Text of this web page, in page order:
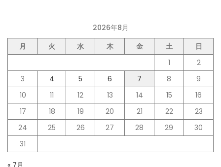
2026年8月
月
火 水 木 金 土
日
1
2
3
4 5 6 7 8
9
10
11 12 13 14 15
16
17
18 19 20 21 22
23
24
25 26 27 28 29
30
31
« 7月